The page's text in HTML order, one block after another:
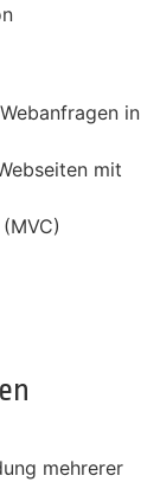
in
mit
mehrerer